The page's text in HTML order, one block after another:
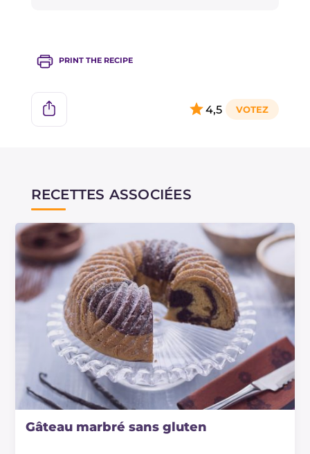
PRINT THE RECIPE
4,5
RECETTES ASSOCIÉES
Gâteau marbré sans gluten